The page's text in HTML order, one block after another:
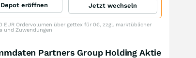
Depot eröffnen Jetzt wechseln
EUR Ordervolumen über gettex für 0€, zzgl. marktüblicher
und Zuwendungen
Partners Group Holding Aktie